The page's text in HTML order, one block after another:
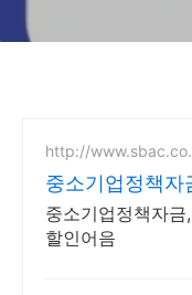
http://
중소기업정책자
중소기업정책자
할인어음